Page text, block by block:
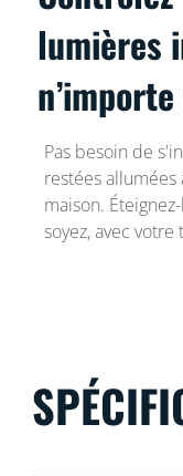
lumières
Pas besoin de
restées
maison.
soyez, avec